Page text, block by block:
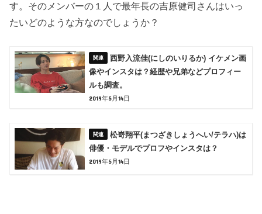
す。そのメンバーの１人で最年長の吉原健司さんはいっ
たいどのような方なのでしょうか？
西野入流佳(にしのいりるか) イケメン画
像やインスタは？経歴や兄弟などプロフィー
ルも調査。
2019年5月14日
松嵜翔平(まつざきしょうへい/テラハ)は
俳優・モデルでプロフやインスタは？
2019年5月14日